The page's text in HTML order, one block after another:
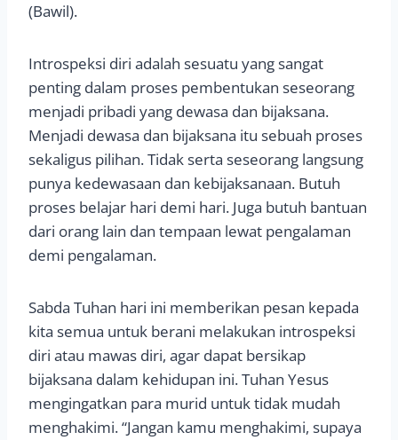
(Bawil).
Introspeksi diri adalah sesuatu yang sangat
penting dalam proses pembentukan seseorang
menjadi pribadi yang dewasa dan bijaksana.
Menjadi dewasa dan bijaksana itu sebuah proses
sekaligus pilihan. Tidak serta seseorang langsung
punya kedewasaan dan kebijaksanaan. Butuh
proses belajar hari demi hari. Juga butuh bantuan
dari orang lain dan tempaan lewat pengalaman
demi pengalaman.
Sabda Tuhan hari ini memberikan pesan kepada
kita semua untuk berani melakukan introspeksi
diri atau mawas diri, agar dapat bersikap
bijaksana dalam kehidupan ini. Tuhan Yesus
mengingatkan para murid untuk tidak mudah
menghakimi. “Jangan kamu menghakimi, supaya